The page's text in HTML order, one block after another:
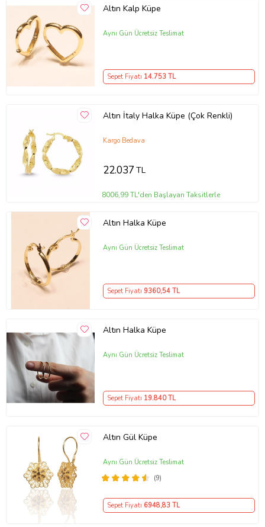
Altın Kalp Küpe
Aynı Gün Ücretsiz Teslimat
Sepet Fiyatı 14.753TL
Altın İtaly Halka Küpe (Çok Renkli)
Kargo Bedava
22.037TL
8006,99 TL'den Başlayan Taksitlerle
Altın Halka Küpe
Aynı Gün Ücretsiz Teslimat
Sepet Fiyatı 9360,54 TL
Altın Halka Küpe
Aynı Gün Ücretsiz Teslimat
Sepet Fiyatı 19.840TL
Altın Gül Küpe
(9)
Aynı Gün Ücretsiz Teslimat
Sepet Fiyatı 6948,83 TL